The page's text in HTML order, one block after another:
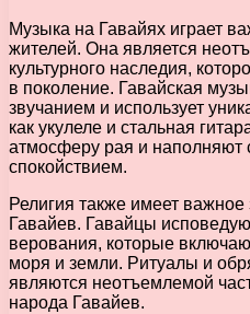
Музыка на Гавайях играет
жителей. Она является
культурного наследия,
в поколение. Гавайская
звучанием и использует
как укулеле и стальная
атмосферу рая и наполняют
спокойствием.
Религия также имеет
Гавайев. Гавайцы
верования, которые
моря и земли. Ритуалы и
являются неотъемлемой
народа Гавайев.